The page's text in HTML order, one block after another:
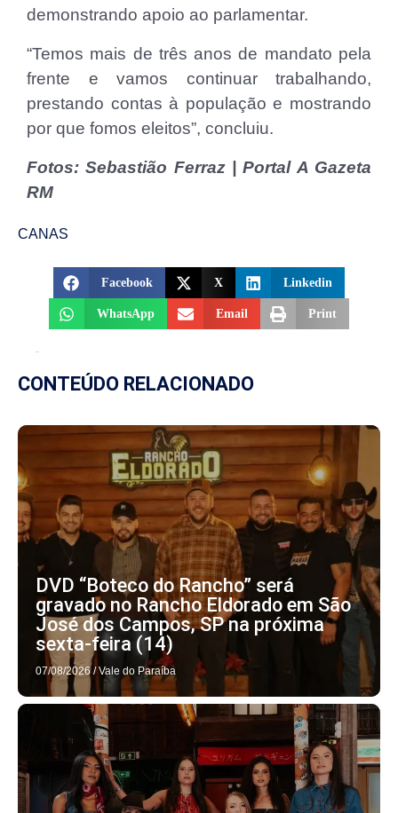
demonstrando apoio ao parlamentar.
“Temos mais de três anos de mandato pela
frente e vamos continuar trabalhando,
prestando contas à população e mostrando
por que fomos eleitos”, concluiu.
Fotos: Sebastião Ferraz | Portal A Gazeta
RM
CANAS
Facebook X Linkedin
WhatsApp Email Print
CONTEÚDO RELACIONADO
DVD “Boteco do Rancho” será
gravado no Rancho Eldorado em São
José dos Campos, SP na próxima
sexta-feira (14)
07/08/2026 / Vale do Paraíba